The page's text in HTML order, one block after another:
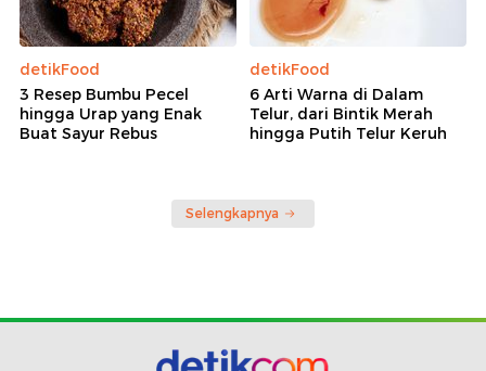
detikFood
3 Resep Bumbu Pecel
hingga Urap yang Enak
Buat Sayur Rebus
detikFood
6 Arti Warna di Dalam
Telur, dari Bintik Merah
hingga Putih Telur Keruh
Selengkapnya